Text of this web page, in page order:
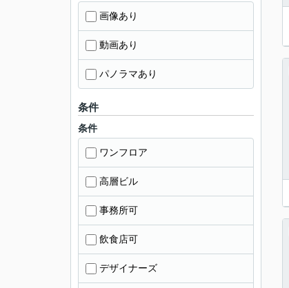
画像あり
動画あり
パノラマあり
条件
条件
ワンフロア
高層ビル
事務所可
飲食店可
デザイナーズ